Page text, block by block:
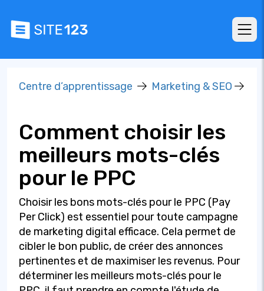
Centre d’apprentissage Marketing & SEO
Comment choisir les
meilleurs mots-clés
pour le PPC
Choisir les bons mots-clés pour le PPC (Pay
Per Click) est essentiel pour toute campagne
de marketing digital efficace. Cela permet de
cibler le bon public, de créer des annonces
pertinentes et de maximiser les revenus. Pour
déterminer les meilleurs mots-clés pour le